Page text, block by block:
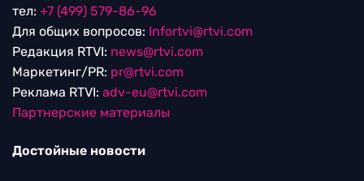
тел: +7 (499) 579-86-96
Для общих вопросов: Infortvi@rtvi.com
Редакция RTVI: news@rtvi.com
Маркетинг/PR: pr@rtvi.com
Реклама RTVI: adv-eu@rtvi.com
Партнерские материалы
Достойные новости